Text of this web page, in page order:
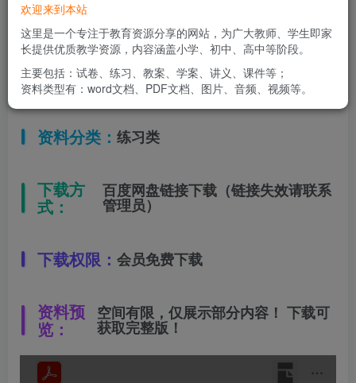
适用年级：七年级下册
文件类型：高清PDF
资料分类： 练习类
下载方
式：
百度网盘链接下载（链接失效请联系
管理员）
下载权限： 会员免费下载
资料预
览：
空间有限，仅展示部分内容！ 下载可
获取完整版！
欢迎来到本站
这里是一个专注于教育资源分享的网站，为广大教师、学生即家
长提供优质教学资源，内容涵盖小学、初中、高中等阶段。
主要包括：试卷、练习、教案、学案、讲义、课件等；
资料类型有：word文档、PDF文档、图片、音频、视频等。